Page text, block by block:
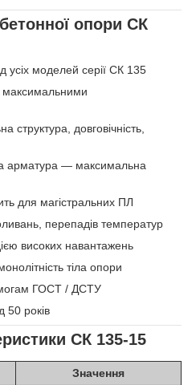
опори СК
усіх моделей серії СК 135
максимальними
довговічність,
арматура — максимальна
для магістральних ПЛ
перепадів температур
високих навантажень
тіла опори
ГОСТ / ДСТУ
років
СК 135-15
Значення